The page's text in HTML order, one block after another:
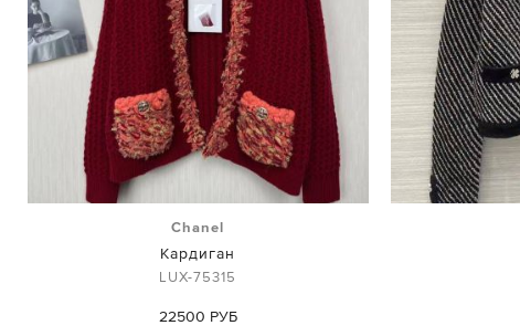
Chanel
Кардиган
LUX-75315
22500 РУБ